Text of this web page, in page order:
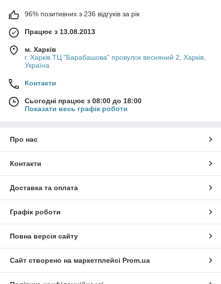
96% позитивних з 236 відгуків за рік
Працює з 13.08.2013
м. Харків
г. Харків.ТЦ "Барабашова" провулок весняний 2, Харків,
Україна
Контакти
Сьогодні працює з 08:00 до 18:00
Показати весь графік роботи
Про нас
Контакти
Доставка та оплата
Графік роботи
Повна версія сайту
Сайт створено на маркетплейсі Prom.ua